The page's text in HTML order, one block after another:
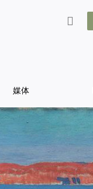
媒体